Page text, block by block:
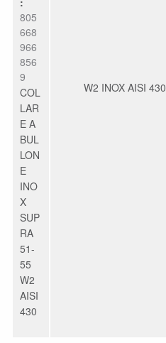
805
668
966
856
9
COL
LAR
E A
BUL
LON
E
INO
X
SUP
RA
51-
55
W2
AISI
430
W2 INOX AISI 430